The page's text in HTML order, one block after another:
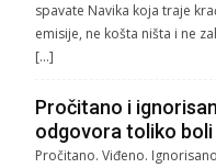
spavate Navika koja traje
emisije, ne košta ništa i ne
[…]
Pročitano i
odgovora toliko
Pročitano. Viđeno.